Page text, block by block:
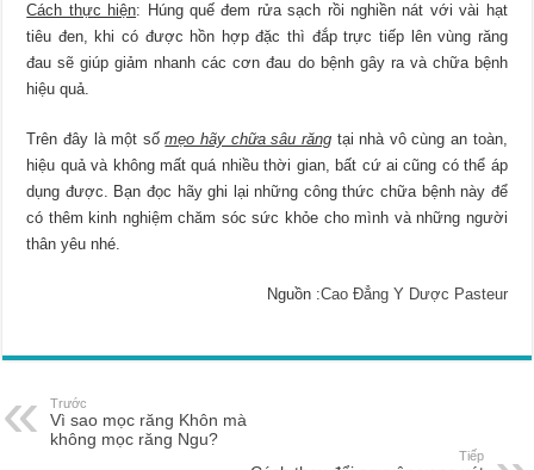
Cách thực hiện: Húng quế đem rửa sạch rồi nghiền nát với vài hạt
tiêu đen, khi có được hồn hợp đặc thì đắp trực tiếp lên vùng răng
đau sẽ giúp giảm nhanh các cơn đau do bệnh gây ra và chữa bệnh
hiệu quả.
Trên đây là một sốmẹo hãy chữa sâu răngtại nhà vô cùng an toàn,
hiệu quả và không mất quá nhiều thời gian, bất cứ ai cũng có thể áp
dụng được. Bạn đọc hãy ghi lại những công thức chữa bệnh này để
có thêm kinh nghiệm chăm sóc sức khỏe cho mình và những người
thân yêu nhé.
Nguồn :Cao Đẳng Y Dược Pasteur
Trước
Vì sao mọc răng Khôn mà
không mọc răng Ngu?
Tiếp